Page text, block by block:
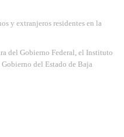
y extranjeros residentes en la
del Gobierno Federal, el Instituto
del Estado de Baja